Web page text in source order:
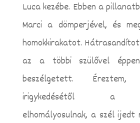
Luca kezébe. Ebben a
Marci a dömperjével, és
homokkirakatot.
az a többi szülővel
beszélgetett.
irigykedésétől a
elhomályosulnak, a szél ijedt